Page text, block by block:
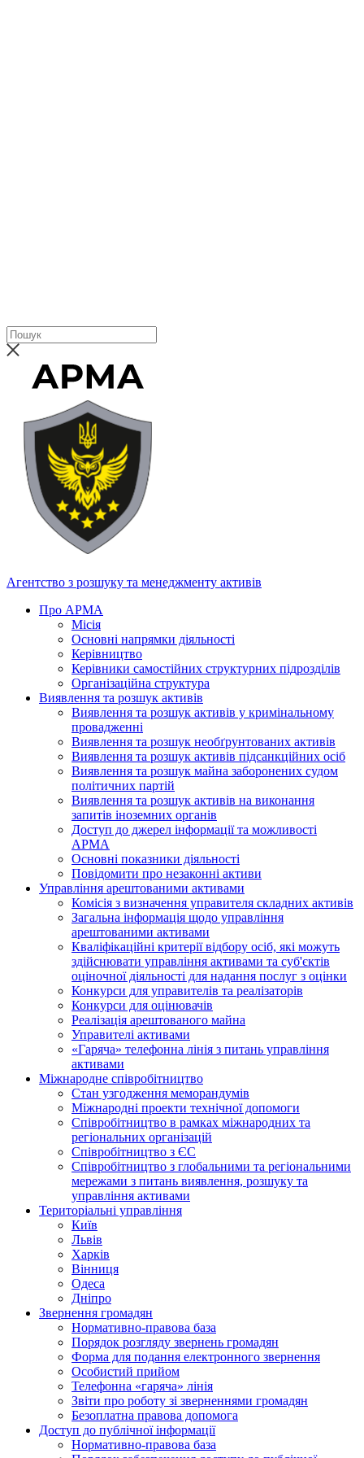
Агентство з розшуку та менеджменту активів
Про АРМА
Місія
Основні напрямки діяльності
Керівництво
Керівники самостійних структурних підрозділів
Організаційна структура
Виявлення та розшук активів
Виявлення та розшук активів у кримінальному
провадженні
Виявлення та розшук необґрунтованих активів
Виявлення та розшук активів підсанкційних осіб
Виявлення та розшук майна заборонених судом
політичних партій
Виявлення та розшук активів на виконання
запитів іноземних органів
Доступ до джерел інформації та можливості
АРМА
Основні показники діяльності
Повідомити про незаконні активи
Управління арештованими активами
Комісія з визначення управителя складних активів
Загальна інформація щодо управління
арештованими активами
Кваліфікаційні критерії відбору осіб, які можуть
здiйснювати управління активами та суб'єктів
оціночної діяльності для надання послуг з оцінки
Конкурси для управителів та реалізаторів
Конкурси для оцінювачів
Реалізація арештованого майна
Управителі активами
«Гаряча» телефонна лінія з питань управління
активами
Міжнародне співробітництво
Стан узгодження меморандумів
Міжнародні проекти технічної допомоги
Співробітництво в рамках міжнародних та
регіональних організацій
Співробітництво з ЄС
Співробітництво з глобальними та регіональними
мережами з питань виявлення, розшуку та
управління активами
Територіальні управління
Київ
Львів
Харків
Вінниця
Одеса
Дніпро
Звернення громадян
Нормативно-правова база
Порядок розгляду звернень громадян
Форма для подання електронного звернення
Особистий прийом
Телефонна «гаряча» лінія
Звіти про роботу зі зверненнями громадян
Безоплатна правова допомога
Доступ до публічної інформації
Нормативно-правова база